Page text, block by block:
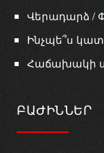
Վերադարձ /
Ինչպե՞ս
Հաճախակի
ԲԱԺԻՆՆԵՐ